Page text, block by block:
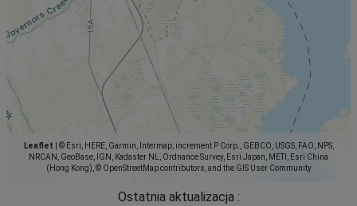
Leaflet
© Esri, HERE, Garmin, Intermap, increment P Corp., GEBCO, USGS, FAO, NPS,
NRCAN, GeoBase, IGN, Kadaster NL, Ordnance Survey, Esri Japan, METI, Esri China
(Hong Kong), © OpenStreetMap contributors, and the GIS User Community
Ostatnia aktualizacja :